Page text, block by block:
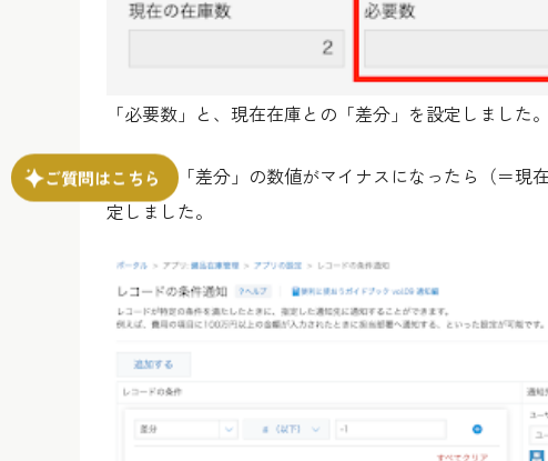
「必要数」と、現在在庫との「差分」を設定しました。
さらに、「差分」の数値がマイナスになったら（＝現
定しました。
ご質問はこちら